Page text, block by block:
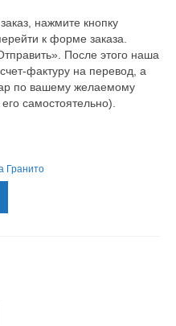
нажмите кнопку
к форме заказа.
После этого наша
фактуру на перевод, а
по вашему желаемому
самостоятельно).
Гранито